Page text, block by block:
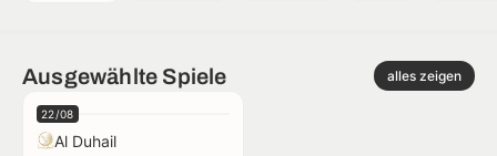
Ausgewählte Spiele alles zeigen
22/08
Al Duhail